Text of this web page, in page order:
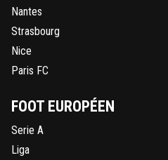
Nantes
Strasbourg
Nice
Paris FC
FOOT EUROPÉEN
Serie A
Liga